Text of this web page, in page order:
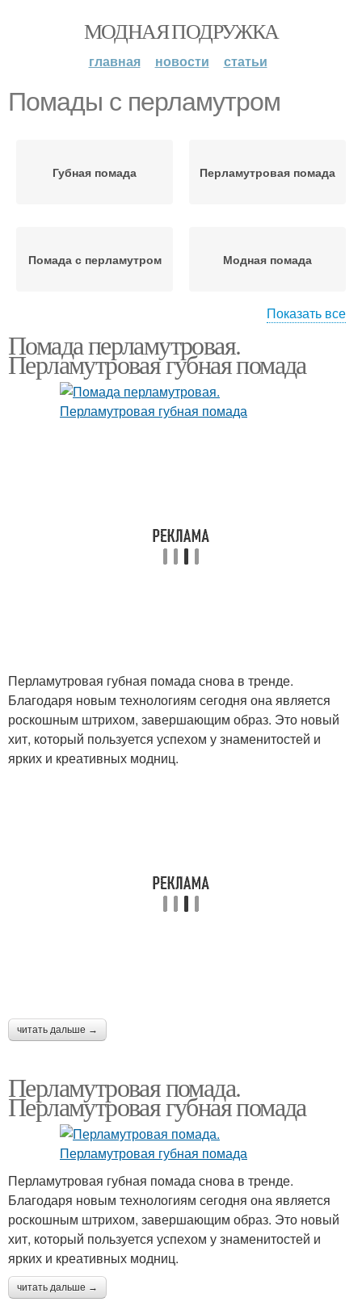
МОДНАЯ ПОДРУЖКА
главная новости статьи
Помады с перламутром
Губная помада Перламутровая помада
Помада с перламутром Модная помада
Глянцевая помада Глянцевые помады
Показать все
Помада перламутровая.
Перламутровая губная помада
Перламутровая губная помада снова в тренде.
Благодаря новым технологиям сегодня она является
роскошным штрихом, завершающим образ. Это новый
хит, который пользуется успехом у знаменитостей и
ярких и креативных модниц.
читать дальше →
Перламутровая помада.
Перламутровая губная помада
Перламутровая губная помада снова в тренде.
Благодаря новым технологиям сегодня она является
роскошным штрихом, завершающим образ. Это новый
хит, который пользуется успехом у знаменитостей и
ярких и креативных модниц.
читать дальше →